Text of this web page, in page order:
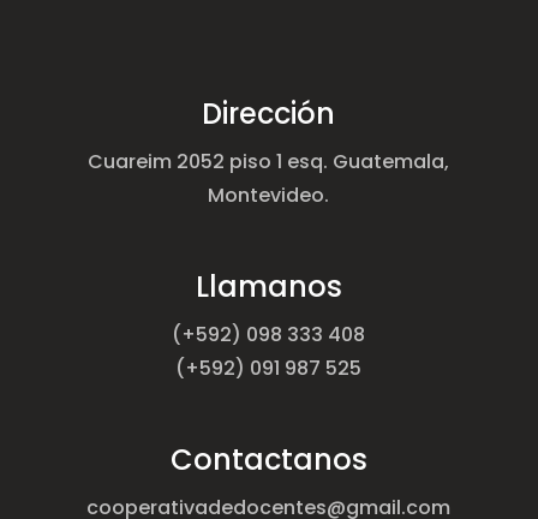
Dirección
Cuareim 2052 piso 1 esq. Guatemala,
Montevideo.
Llamanos
(+592) 098 333 408
(+592) 091 987 525
Contactanos
cooperativadedocentes@gmail.com